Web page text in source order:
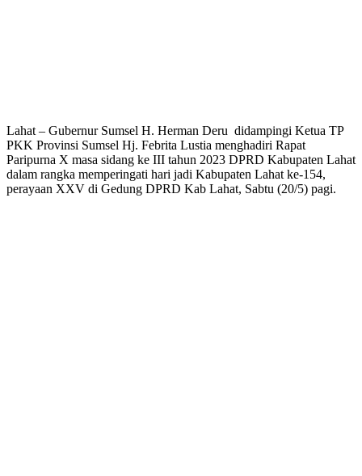
Lahat – Gubernur Sumsel H. Herman Deru didampingi Ketua TP
PKK Provinsi Sumsel Hj. Febrita Lustia menghadiri Rapat
Paripurna X masa sidang ke III tahun 2023 DPRD Kabupaten Lahat
dalam rangka memperingati hari jadi Kabupaten Lahat ke-154,
perayaan XXV di Gedung DPRD Kab Lahat, Sabtu (20/5) pagi.